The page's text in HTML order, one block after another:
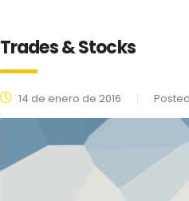
Trades & Stocks
14 de enero de 2016